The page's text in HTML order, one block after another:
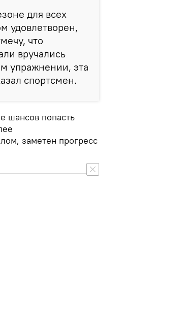
для всех
удовлетворен,
что
вручались
упражнении, эта
спортсмен.
шансов попасть
заметен прогресс